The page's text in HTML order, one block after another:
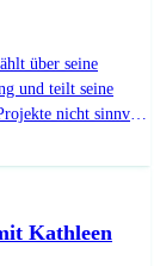
über seine
und teilt seine
nicht sinnvoll
du mit diesem
von
Kathleen